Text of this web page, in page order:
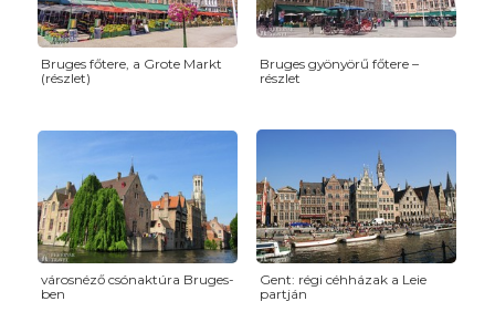
Bruges főtere, a Grote Markt
(részlet)
Bruges gyönyörű főtere –
részlet
városnéző csónaktúra Bruges-
ben
Gent: régi céhházak a Leie
partján